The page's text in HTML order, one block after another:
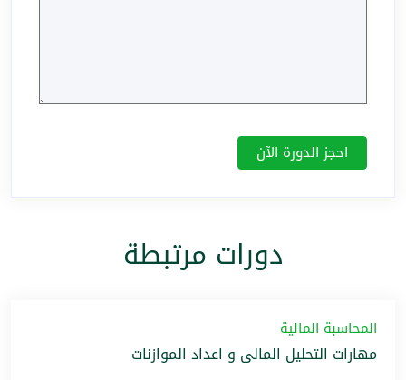
دورات مرتبطة
المحاسبة المالية
مهارات التحليل المالى و اعداد الموازنات